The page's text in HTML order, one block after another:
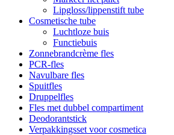
Lipgloss/lippenstift tube
Cosmetische tube
Luchtloze buis
Functiebuis
Zonnebrandcrème fles
PCR-fles
Navulbare fles
Spuitfles
Druppelfles
Fles met dubbel compartiment
Deodorantstick
Verpakkingsset voor cosmetica